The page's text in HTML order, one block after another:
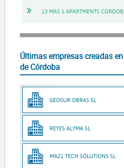
13 MAS 1 APARTMENTS
Últimas empresas creadas
de Córdoba
GEOSUR OBRAS SL
REYES ALYMA SL
MA21 TECH SOLUTIONS SL